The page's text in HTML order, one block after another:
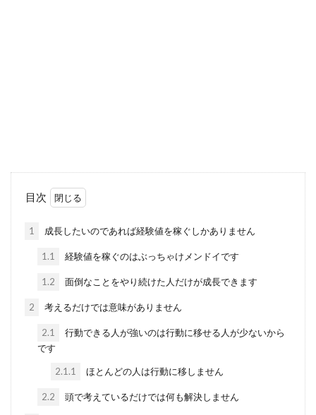
目次
1 成長したいのであれば経験値を稼ぐしかありません
1.1 経験値を稼ぐのはぶっちゃけメンドイです
1.2 面倒なことをやり続けた人だけが成長できます
2 考えるだけでは意味がありません
2.1
行動できる人が強いのは行動に移せる人が少ないから
です
2.1.1 ほとんどの人は行動に移しません
2.2 頭で考えているだけでは何も解決しません